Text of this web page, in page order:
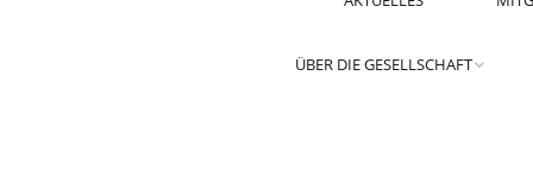
ÜBER DIE GESELLSCHAFT